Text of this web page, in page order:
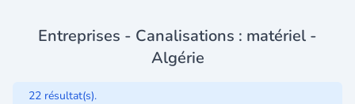
Entreprises - Canalisations : matériel -
Algérie
22 résultat(s).